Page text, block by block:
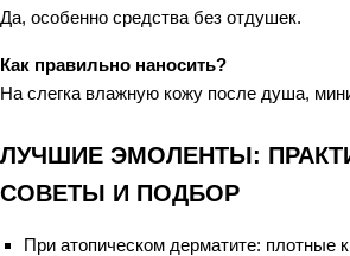
Да, особенно средства без отдушек.
Как правильно наносить?
На слегка влажную кожу после душа,
ЛУЧШИЕ ЭМОЛЕНТЫ:
СОВЕТЫ И ПОДБОР
При атопическом дерматите: плотные